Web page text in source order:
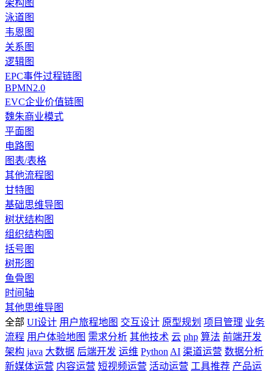
架构图
泳道图
韦恩图
关系图
逻辑图
EPC事件过程链图
BPMN2.0
EVC企业价值链图
魏朱商业模式
平面图
电路图
图表/表格
其他流程图
甘特图
基础思维导图
树状结构图
组织结构图
括号图
树形图
鱼骨图
时间轴
其他思维导图
全部 UI设计 用户旅程地图 交互设计 原型规划 项目管理 业务
流程 用户体验地图 需求分析 其他技术 云 php 算法 前端开发
架构 java 大数据 后端开发 运维 Python AI 渠道运营 数据分析
新媒体运营 内容运营 短视频运营 活动运营 工具推荐 产品运